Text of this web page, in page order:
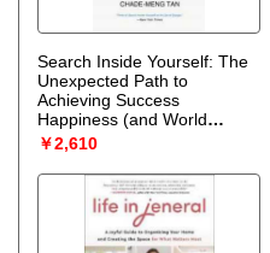
Search Inside Yourself: The
Unexpected Path to
Achieving Success
Happiness (and World
Peace) （Tan Chade-
Meng）
￥2,610